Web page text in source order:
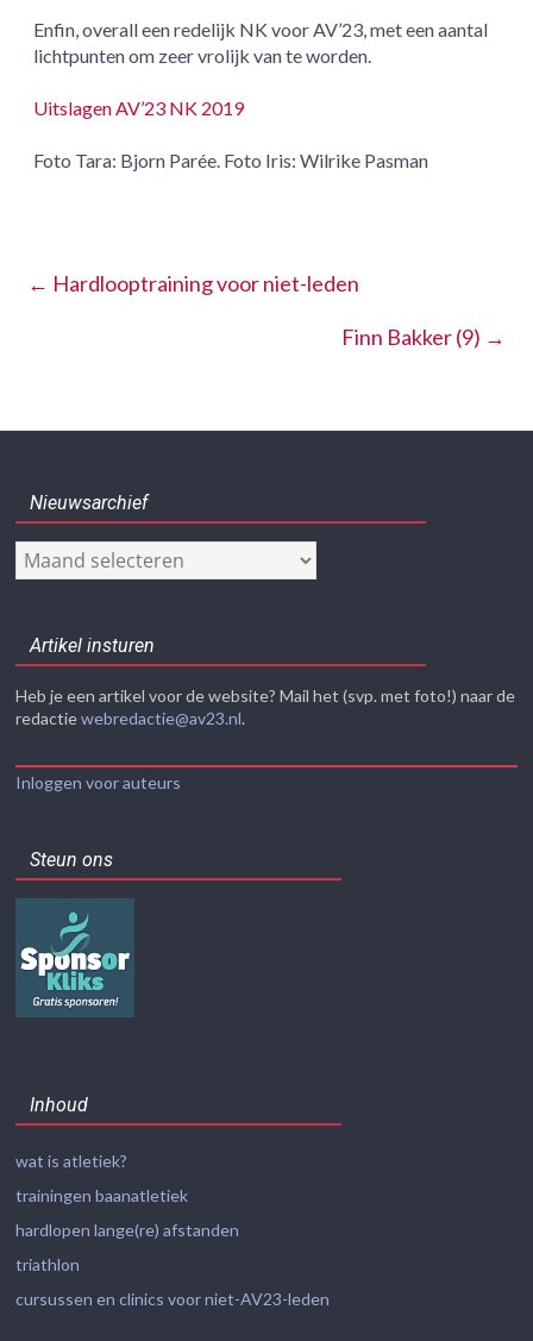
Enfin, overall een redelijk NK voor AV’23, met een aantal
lichtpunten om zeer vrolijk van te worden.
Uitslagen AV’23 NK 2019
Foto Tara: Bjorn Parée. Foto Iris: Wilrike Pasman
← Hardlooptraining voor niet-leden
Finn Bakker (9) →
Nieuwsarchief
Nieuwsarchief
Artikel insturen
Heb je een artikel voor de website? Mail het (svp. met foto!) naar de
redactiewebredactie@av23.nl.
Inloggen voor auteurs
Steun ons
Inhoud
wat is atletiek?
trainingen baanatletiek
hardlopen lange(re) afstanden
triathlon
cursussen en clinics voor niet-AV23-leden